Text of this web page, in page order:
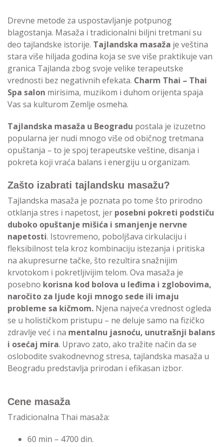
Drevne metode za uspostavljanje potpunog
blagostanja. Masaža i tradicionalni biljni tretmani su
deo tajlandske istorije. Tajlandska masaža je veština
stara više hiljada godina koja se sve više praktikuje van
granica Tajlanda zbog svoje velike terapeutske
vrednosti bez negativnih efekata. Charm Thai – Thai
Spa salon mirisima, muzikom i duhom orijenta spaja
Vas sa kulturom Zemlje osmeha.
Tajlandska masaža u Beogradu postala je izuzetno
popularna jer nudi mnogo više od običnog tretmana
opuštanja – to je spoj terapeutske veštine, disanja i
pokreta koji vraća balans i energiju u organizam.
Zašto izabrati tajlandsku masažu?
Tajlandska masaža je poznata po tome što prirodno
otklanja stres i napetost, jer posebni pokreti podstiču
duboko opuštanje mišića i smanjenje nervne
napetosti. Istovremeno, poboljšava cirkulaciju i
fleksibilnost tela kroz kombinaciju istezanja i pritiska
na akupresurne tačke, što rezultira snažnijim
krvotokom i pokretljivijim telom. Ova masaža je
posebno korisna kod bolova u leđima i zglobovima,
naročito za ljude koji mnogo sede ili imaju
probleme sa kičmom. Njena najveća vrednost ogleda
se u holističkom pristupu – ne deluje samo na fizičko
zdravlje već i na mentalnu jasnoću, unutrašnji balans
i osećaj mira. Upravo zato, ako tražite način da se
oslobodite svakodnevnog stresa, tajlandska masaža u
Beogradu predstavlja prirodan i efikasan izbor.
Cene masaža
Tradicionalna Thai masaža:
60 min – 4700 din.